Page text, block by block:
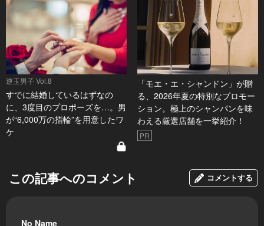
逆玉男子 Vol.8
すでに結婚しているはずなの
に、3度目のプロポーズを…。男
が“6,000万の指輪”を用意したワ
ケ
「モエ・エ・シャンドン」が贈
る、2026年夏の特別なプロモー
ション。極上のシャンパンを味
わえる厳選店舗を一挙紹介！
PR
この記事へのコメント コメントする
No Name